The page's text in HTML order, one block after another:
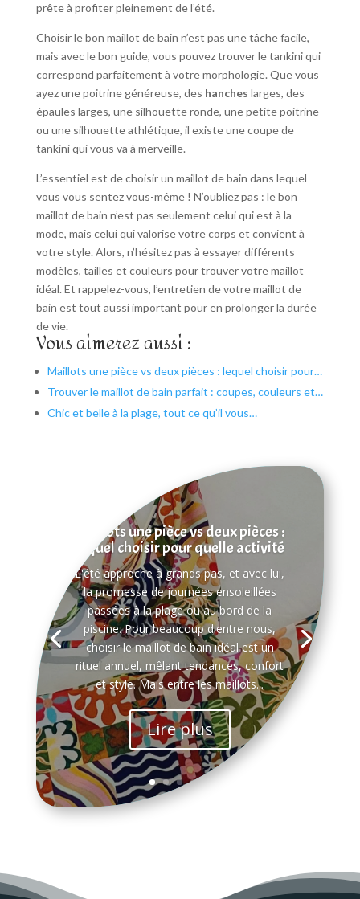
prête à profiter pleinement de l’été.
Choisir le bon maillot de bain n’est pas une tâche facile,
mais avec le bon guide, vous pouvez trouver le tankini qui
correspond parfaitement à votre morphologie. Que vous
ayez une poitrine généreuse, des hanches larges, des
épaules larges, une silhouette ronde, une petite poitrine
ou une silhouette athlétique, il existe une coupe de
tankini qui vous va à merveille.
L’essentiel est de choisir un maillot de bain dans lequel
vous vous sentez vous-même ! N’oubliez pas : le bon
maillot de bain n’est pas seulement celui qui est à la
mode, mais celui qui valorise votre corps et convient à
votre style. Alors, n’hésitez pas à essayer différents
modèles, tailles et couleurs pour trouver votre maillot
idéal. Et rappelez-vous, l’entretien de votre maillot de
bain est tout aussi important pour en prolonger la durée
de vie.
Vous aimerez aussi :
Maillots une pièce vs deux pièces : lequel choisir pour…
Trouver le maillot de bain parfait : coupes, couleurs et…
Chic et belle à la plage, tout ce qu’il vous…
Maillots une pièce vs deux pièces :
lequel choisir pour quelle activité
L'été approche à grands pas, et avec lui,
la promesse de journées ensoleillées
passées à la plage ou au bord de la
piscine. Pour beaucoup d'entre nous,
choisir le maillot de bain idéal est un
rituel annuel, mêlant tendances, confort
et style. Mais entre les maillots...
Lire plus